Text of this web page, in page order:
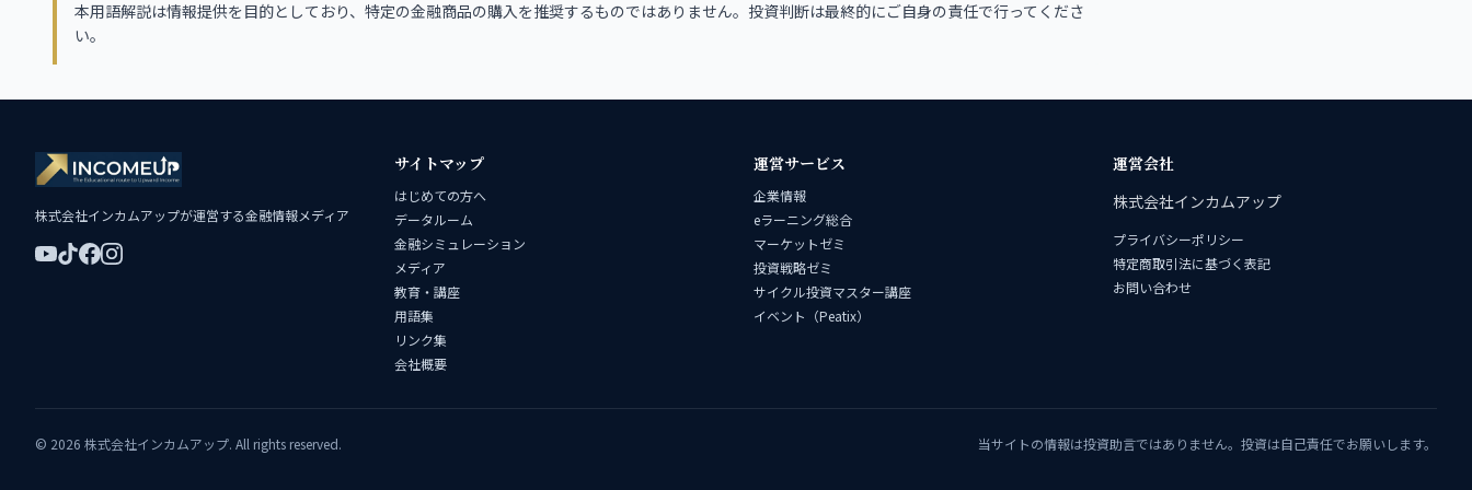
本用語解説は情報提供を目的としており、特定の金融商品の購入を推奨するものではありません。投資判断は最終的にご自身の責任で行ってくださ
い。
株式会社インカムアップが運営する金融情報メディア
サイトマップ
はじめての方へ
データルーム
金融シミュレーション
メディア
教育・講座
用語集
リンク集
会社概要
運営サービス
企業情報
eラーニング総合
マーケットゼミ
投資戦略ゼミ
サイクル投資マスター講座
イベント（Peatix）
運営会社
株式会社インカムアップ
プライバシーポリシー
特定商取引法に基づく表記
お問い合わせ
© 2026 株式会社インカムアップ. All rights reserved. 当サイトの情報は投資助言ではありません。投資は自己責任でお願いします。